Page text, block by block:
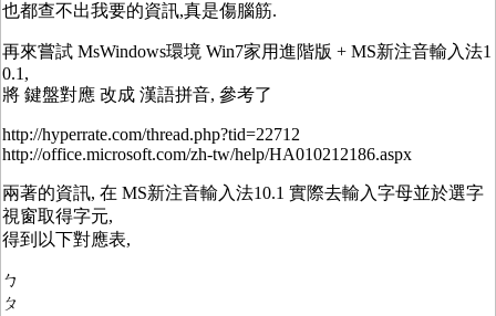
也都查不出我要的資訊,真是傷腦筋.
再來嘗試 MsWindows環境 Win7家用進階版 + MS新注音輸入法1
0.1,
將 鍵盤對應 改成 漢語拼音, 參考了
http://hyperrate.com/thread.php?tid=22712
http://office.microsoft.com/zh-tw/help/HA010212186.aspx
兩著的資訊, 在 MS新注音輸入法10.1 實際去輸入字母並於選字
視窗取得字元,
得到以下對應表,
ㄅ
ㄆ